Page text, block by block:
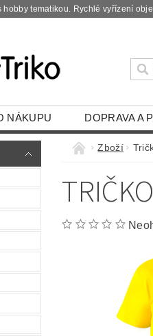
tematikou. Rychlé vyřízení
NÁKUPU DOPRAVA A
Zboží